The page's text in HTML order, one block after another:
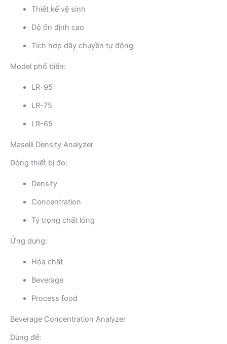
Thiết kế vệ sinh
Độ ổn định cao
Tích hợp dây chuyền tự động
Model phổ biến:
LR-95
LR-75
LR-65
Maselli Density Analyzer
Dòng thiết bị đo:
Density
Concentration
Tỷ trọng chất lỏng
Ứng dụng:
Hóa chất
Beverage
Process food
Beverage Concentration Analyzer
Dùng để: